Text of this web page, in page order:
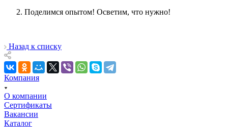
Поделимся опытом! Осветим, что нужно!
Назад к списку
Компания
О компании
Сертификаты
Вакансии
Каталог